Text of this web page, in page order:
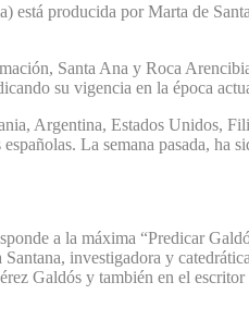
producida por Marta de
Santa Ana y Roca
su vigencia en la época
Argentina, Estados Unidos,
La semana pasada, ha
a la máxima “Predicar
investigadora y
Galdós y también en el